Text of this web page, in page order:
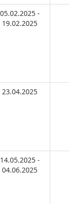
05.02.2025 -
19.02.2025
23.04.2025
14.05.2025 -
04.06.2025